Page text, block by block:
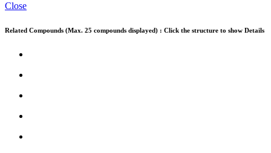
Close
Related Compounds (Max. 25 compounds displayed) : Click the structure to show Details